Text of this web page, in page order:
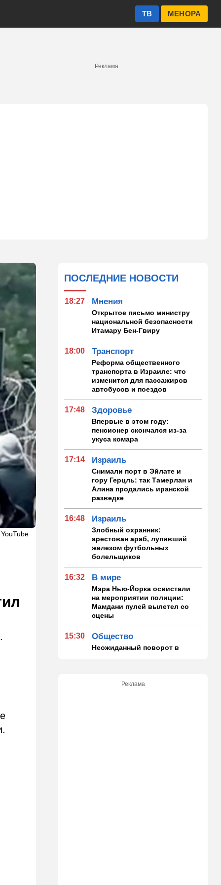
МЕНОРА
ТВ
Реклама
ПОСЛЕДНИЕ НОВОСТИ
18:27 Мнения
Открытое письмо министру
национальной безопасности
Итамару Бен-Гвиру
18:00 Транспорт
Реформа общественного
транспорта в Израиле: что
изменится для пассажиров
автобусов и поездов
17:48 Здоровье
Впервые в этом году:
пенсионер скончался из-за
укуса комара
17:14 Израиль
Снимали порт в Эйлате и
гору Герцль: так Тамерлан и
Алина продались иранской
разведке
16:48 Израиль
Злобный охранник:
арестован араб, лупивший
железом футбольных
болельщиков
16:32 В мире
Мэра Нью-Йорка освистали
на мероприятии полиции:
Мамдани пулей вылетел со
сцены
15:30 Общество
Неожиданный поворот в
Реклама